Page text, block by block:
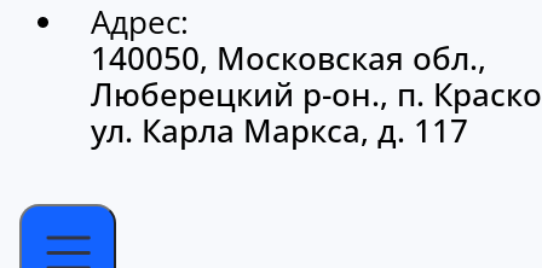
Адрес:
140050, Московская обл.,
Люберецкий р-он., п.
ул. Карла Маркса, д. 117